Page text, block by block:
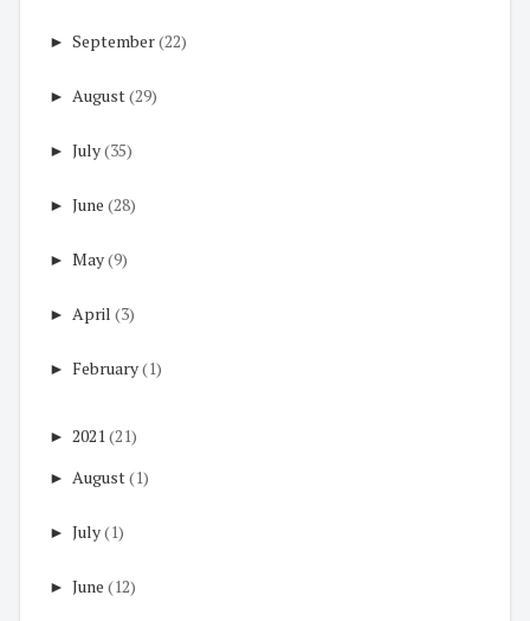
► September(22)
► August(29)
► July(35)
► June (28)
► May(9)
► April (3)
► February(1)
► 2021 (21)
► August(1)
► July(1)
► June (12)